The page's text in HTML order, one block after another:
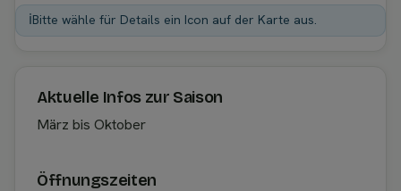
ℹ️Bitte wähle für Details ein Icon auf der Karte aus.
Aktuelle Infos zur Saison
März bis Oktober
Öffnungszeiten